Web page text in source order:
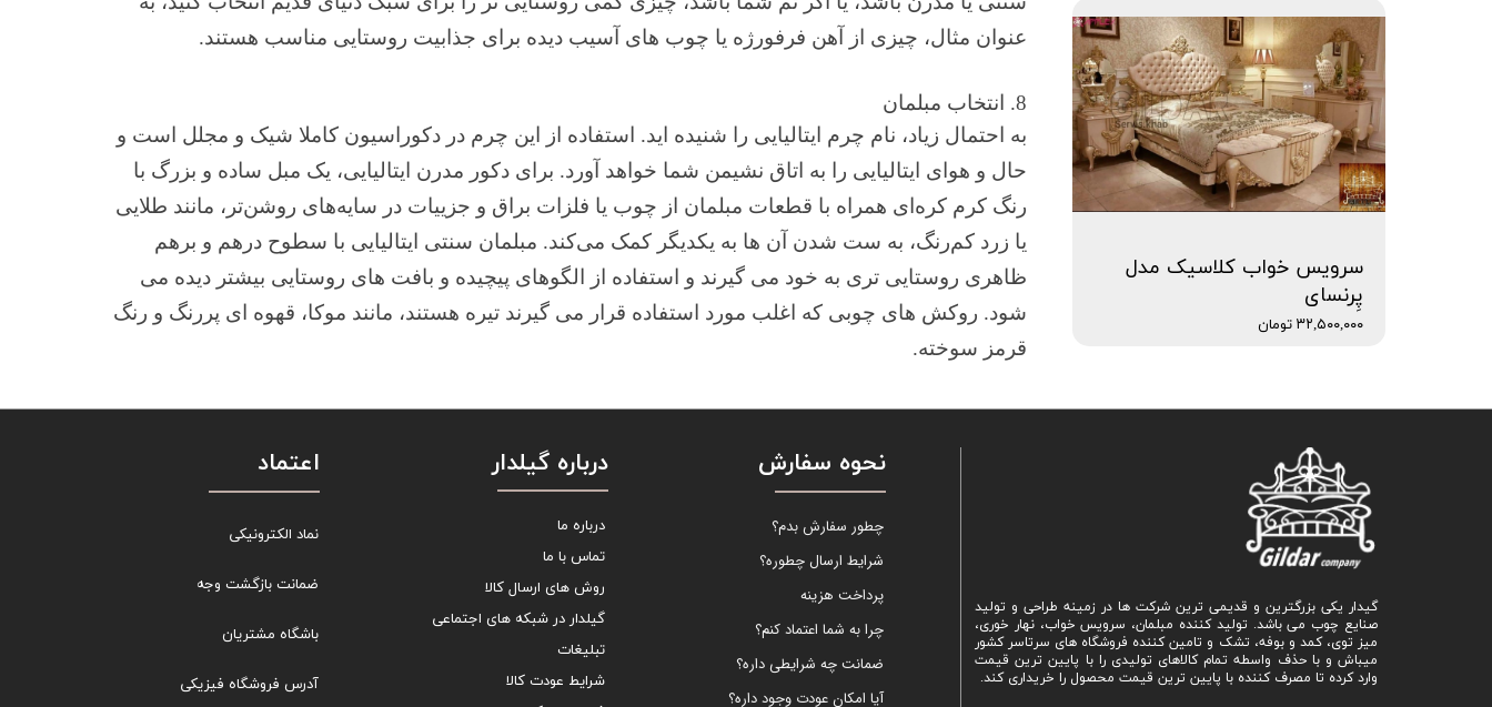
عنوان مثال، چیزی از آهن فرفورژه یا چوب های آسیب دیده برای جذابیت روستایی مناسب هستند.
8. انتخاب مبلمان
به احتمال زیاد، نام چرم ایتالیایی را شنیده اید. استفاده از این چرم در دکوراسیون کاملا شیک و مجلل است و
حال و هوای ایتالیایی را به اتاق نشیمن شما خواهد آورد. برای دکور مدرن ایتالیایی، یک مبل ساده و بزرگ با
رنگ کرم کره‌ای همراه با قطعات مبلمان از چوب یا فلزات براق و جزییات در سایه‌های روشن‌تر، مانند طلایی
یا زرد کم‌رنگ، به ست شدن آن ها به یکدیگر کمک می‌کند. مبلمان سنتی ایتالیایی با سطوح درهم و برهم
ظاهری روستایی تری به خود می گیرند و استفاده از الگوهای پیچیده و بافت های روستایی بیشتر دیده می
شود. روکش های چوبی که اغلب مورد استفاده قرار می گیرند تیره هستند، مانند موکا، قهوه ای پررنگ و رنگ
قرمز سوخته.
سرویس خواب کلاسیک مدل
پِرنسای
۳۲,۵۰۰,۰۰۰ تومان
گیدار یکی بزرگترین و قدیمی ترین شرکت ها در زمینه طراحی و تولید
صنایع چوب می باشد. تولید کننده مبلمان، سرویس خواب، نهار خوری،
میز توی، کمد و بوفه، تشک و تامین کننده فروشگاه های سرتاسر کشور
میباش و با حذف واسطه تمام کالاهای تولیدی را با پایین ترین قیمت
وارد کرده تا مصرف کننده با پایین ترین قیمت محصول را خریداری کند.
نحوه سفارش
چطور سفارش بدم؟
شرایط ارسال چطوره؟
پرداخت هزینه
چرا به شما اعتماد کنم؟
ضمانت چه شرایطی داره؟
آیا امکان عودت وجود داره؟
اعتماد
نماد الکترونیکی
ضمانت بازگشت وجه
باشگاه مشتریان
آدرس فروشگاه فیزیکی
درباره گیلدار
درباره ما
تماس با ما
روش های ارسال کالا
گیلدار در شبکه های اجتماعی
تبلیغات
شرایط عودت کالا